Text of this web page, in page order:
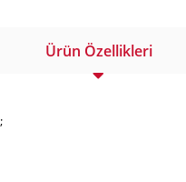
Ürün Özellikleri